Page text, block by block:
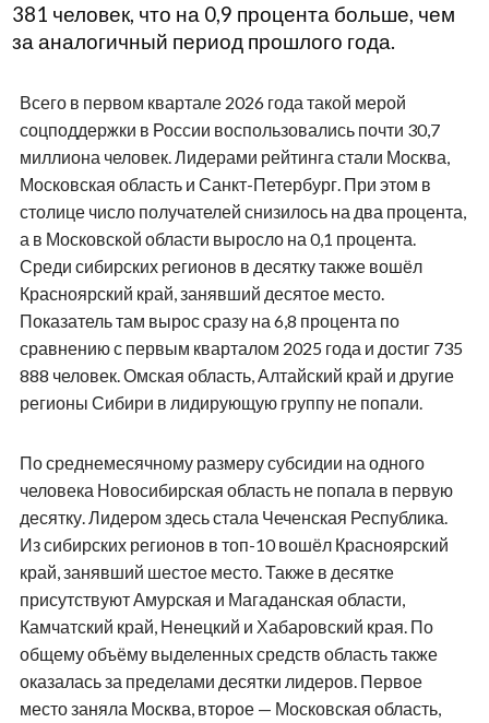
381 человек, что на 0,9 процента больше, чем
за аналогичный период прошлого года.
Всего в первом квартале 2026 года такой мерой
соцподдержки в России воспользовались почти 30,7
миллиона человек. Лидерами рейтинга стали Москва,
Московская область и Санкт-Петербург. При этом в
столице число получателей снизилось на два процента,
а в Московской области выросло на 0,1 процента.
Среди сибирских регионов в десятку также вошёл
Красноярский край, занявший десятое место.
Показатель там вырос сразу на 6,8 процента по
сравнению с первым кварталом 2025 года и достиг 735
888 человек. Омская область, Алтайский край и другие
регионы Сибири в лидирующую группу не попали.
По среднемесячному размеру субсидии на одного
человека Новосибирская область не попала в первую
десятку. Лидером здесь стала Чеченская Республика.
Из сибирских регионов в топ-10 вошёл Красноярский
край, занявший шестое место. Также в десятке
присутствуют Амурская и Магаданская области,
Камчатский край, Ненецкий и Хабаровский края. По
общему объёму выделенных средств область также
оказалась за пределами десятки лидеров. Первое
место заняла Москва, второе — Московская область,